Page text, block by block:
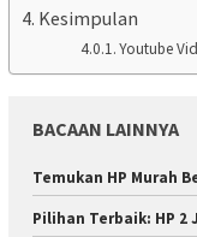
Kesimpulan
Youtube
BACAAN LAINNYA
Temukan HP Murah
Pilihan Terbaik: HP 2